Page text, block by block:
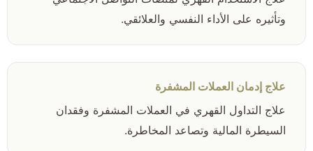
وتأثيره على الأداء النفسي والعلائقي.
علاج إدمان العملات المشفرة
علاج التداول القهري في العملات المشفرة وفقدان
السيطرة المالية وتصاعد المخاطرة.